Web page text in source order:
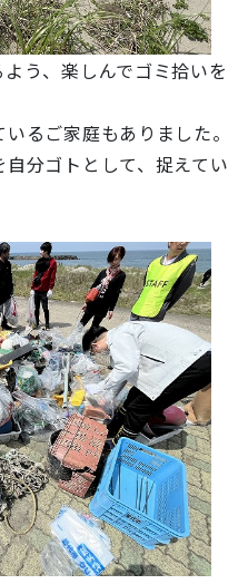
う、楽しんでゴミ拾いを
るご家庭もありました。
分ゴトとして、捉えてい